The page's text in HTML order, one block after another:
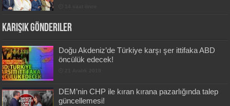
Karışık Gönderiler
Doğu Akdeniz’de Türkiye karşı şer ittifaka ABD
öncülük edecek!
DEM’nin CHP ile kıran kırana pazarlığında talep
güncellemesi!